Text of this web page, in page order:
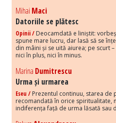
Mihai Maci
Datoriile se plătesc
Opinii / Deocamdată e liniștit:
spune mare lucru, dar lasă să se
din mâini și se uită aiurea; pe scurt
nici în plus, nici în minus.
Marina Dumitrescu
Urma și urmarea
Eseu / Prezentul continuu, starea de
recomandată în orice spiritualitate,
indiferența față de urma lăsată sau